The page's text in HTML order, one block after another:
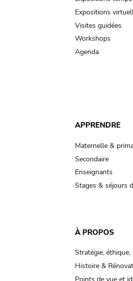
Expositions
Visites guidées
Workshops
Agenda
APPRENDRE
Maternelle &
Secondaire
Enseignants
Stages & séjours
À PROPOS
Stratégie,
Histoire &
Points de vue et